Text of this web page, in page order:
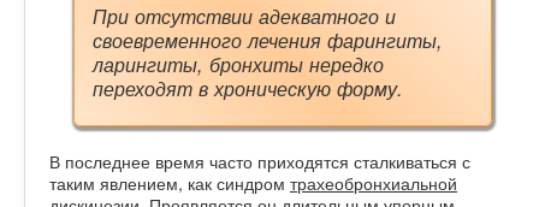
При отсутствии адекватного и
своевременного лечения фарингиты,
ларингиты, бронхиты нередко
переходят в хроническую форму.
В последнее время часто приходятся сталкиваться с
таким явлением, как синдром трахеобронхиальной